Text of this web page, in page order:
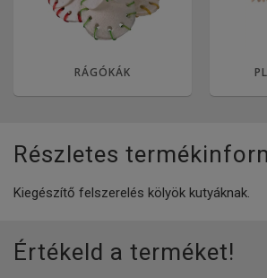
RÁGÓKÁK
Részletes
Kiegészítő felszerelés kölyök kutyáknak.
Értékeld a terméket!